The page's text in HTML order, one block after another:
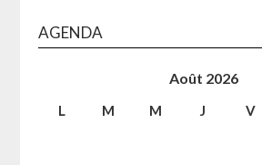
AGENDA
Août 2026
L M M J V